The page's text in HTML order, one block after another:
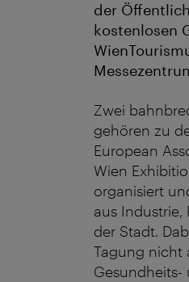
der
kostenlosen
Zwei
gehören zu
European
Wien
organisiert
aus Industrie,
der Stadt.
Tagung nicht
Gesundheits-